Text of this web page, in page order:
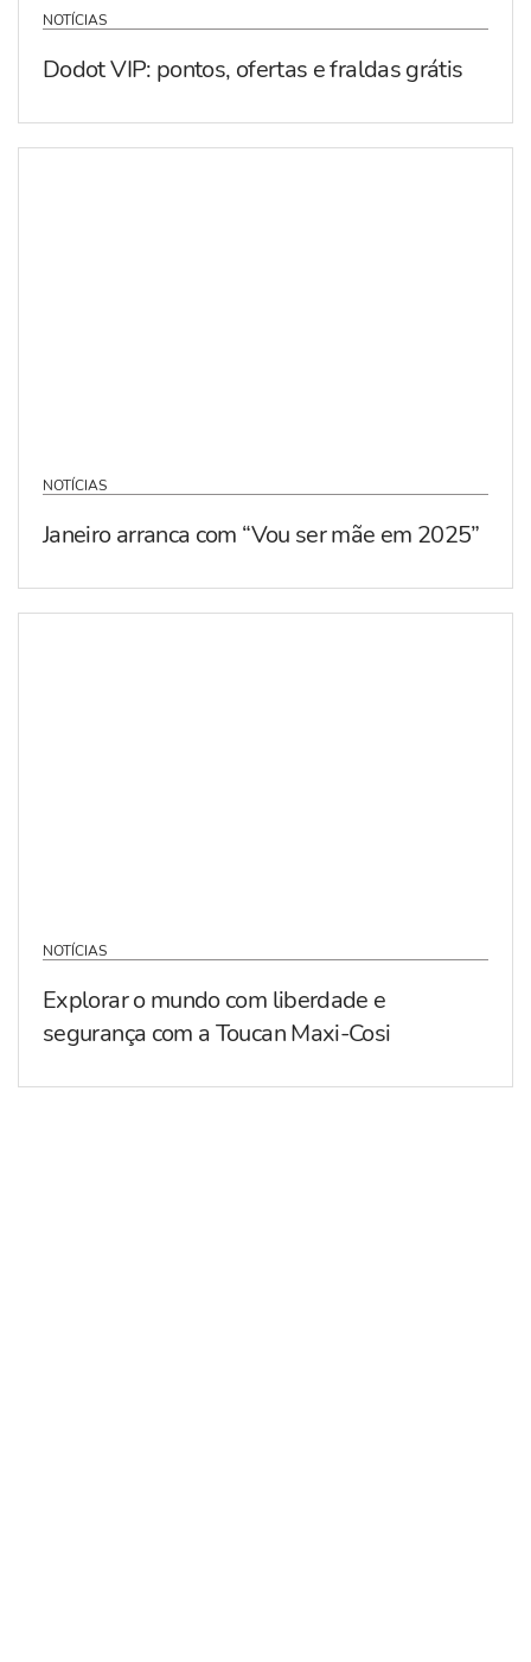
NOTÍCIAS
Dodot VIP: pontos, ofertas e fraldas grátis
NOTÍCIAS
Janeiro arranca com “Vou ser mãe em 2025”
NOTÍCIAS
Explorar o mundo com liberdade e
segurança com a Toucan Maxi-Cosi